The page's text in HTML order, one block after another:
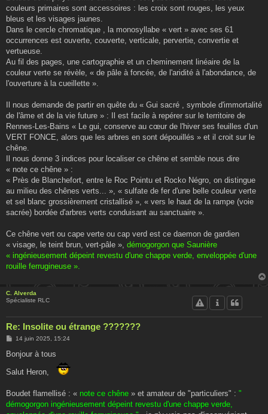
a
g
couleurs primaires sont accessoires : les croix sont rouges, les yeux
bleus et les visages jaunes.
Dans le cercle chromatique , la monosyllabe « vert » avec ses 61
occurrences est ouverte, couverte, verticale, pervertie, convertie et
vertueuse.
Au fil des pages, une cartographie et un cheminement linéaire de la
couleur verte se révèle, « de pâle à foncée, de l'aridité à l'abondance, de
l'ouverture à la cueillette ».
Il nous demande de partir en quête du « Gui sacré , symbole d'immortalité
de l'âme et de la vie future » : Il est facile à repérer sur le territoire de
Rennes-Les-Bains « Le gui, conserve au cœur de l'hiver ses feuilles d'un
VERT FONCE, alors que les arbres en sont dépouillés » et il croit sur le
chêne.
Il nous donne 3 indices pour localiser ce chêne et semble nous dire
« note ce chêne » :
« Près de Blanchefort, entre le Roc Pointu et Rocko Négro, on distingue
au milieu des chênes verts... », « sulfate de fer d'une belle couleur verte
et sel blanc grossièrement cristallisé », « vers le haut de la rampe (voie
sacrée) bordée d'arbres verts conduisant au sanctuaire ».
Ce chêne vert ou cape verte ou cap verd est ce daemon de gardien
« visage, le teint brun, vert-pâle », démogorgon que Saunière
« ingénieusement dépeint revestu d'une chappe verde, enveloppée d'une
rouille ferrugineuse ».
C. Alverda
Spécialiste RLC
Re: Insolite ou étrange ???????
M
s
g
14 juin 2025, 15:24
Bonjour à tous
Salut Heron,
Boudet flamellisé : « note ce chêne » et amateur de "particuliers" : "
démogorgon ingénieusement dépeint revestu d'une chappe verde,